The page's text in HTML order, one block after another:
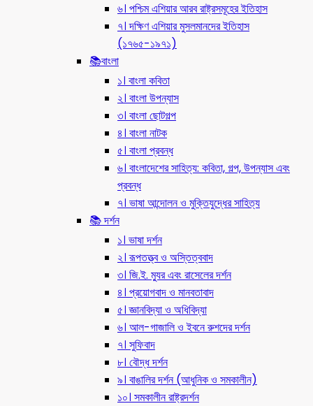
৬। পশ্চিম এশিয়ার আরব রাষ্ট্রসমূহের ইতিহাস
৭। দক্ষিণ এশিয়ার মুসলমানদের ইতিহাস
(১৭৬৫-১৯৭১)
📚বাংলা
১। বাংলা কবিতা
২। বাংলা উপন্যাস
৩। বাংলা ছোটগল্প
৪। বাংলা নাটক
৫। বাংলা প্রবন্ধ
৬। বাংলাদেশের সাহিত্য: কবিতা, গল্প, উপন্যাস এবং
প্রবন্ধ
৭। ভাষা আন্দোলন ও মুক্তিযুদ্ধের সাহিত্য
📚 দর্শন
১। ভাষা দর্শন
২। রূপতত্ত্ব ও অস্তিত্ববাদ
৩। জি.ই. ম্যুর এবং রাসেলের দর্শন
৪। প্রয়োগবাদ ও মানবতাবাদ
৫। জ্ঞানবিদ্যা ও অধিবিদ্যা
৬। আল-গাজালি ও ইবনে রুশদের দর্শন
৭। সুফিবাদ
৮। বৌদ্ধ দর্শন
৯। বাঙালির দর্শন (আধুনিক ও সমকালীন)
১০। সমকালীন রাষ্ট্রদর্শন